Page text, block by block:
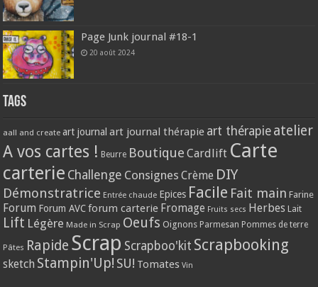
Page Junk journal #18-1
20 août 2024
Tags
aall and create art journal art journal thérapie art thérapie atelier
A vos cartes ! Beurre Boutique Cardlift Carte
carterie Challenge Consignes Crème DIY
Démonstratrice Entrée chaude Epices Facile Fait main Farine
Forum Forum AVC forum carterie Fromage Fruits secs Herbes Lait
Lift Légère Made in Scrap Oeufs Oignons Parmesan Pommes de terre
Pâtes Rapide Scrap Scrapboo'kit Scrapbooking
sketch Stampin'Up! SU! Tomates Vin